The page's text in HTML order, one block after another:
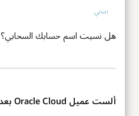
التالي
هل نسيت اسم حسابك السحابي؟
ألست عميل Oracle Cloud بعد؟